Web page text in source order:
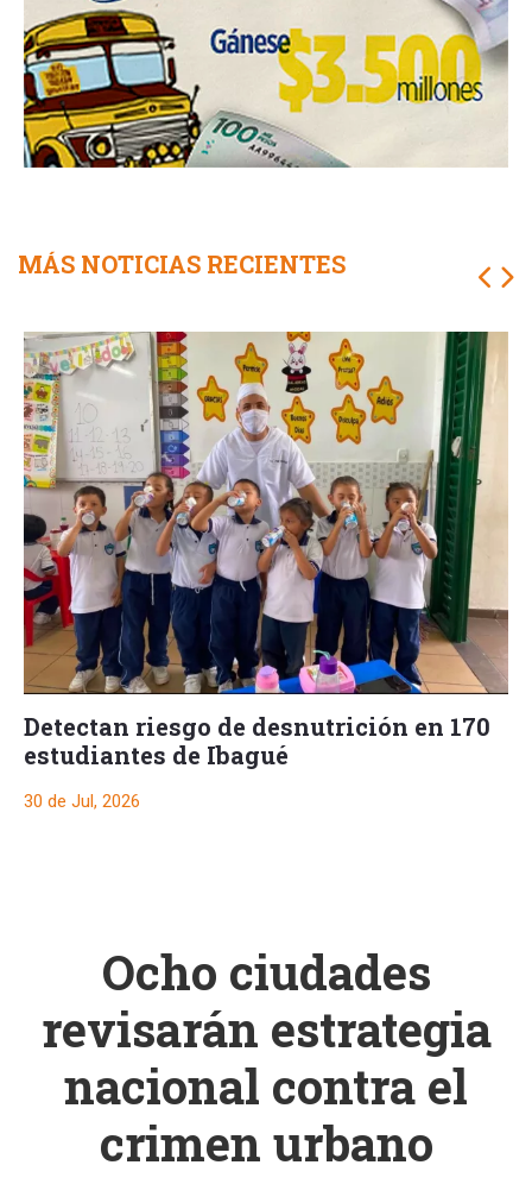
MÁS NOTICIAS RECIENTES
Detectan riesgo de desnutrición en 170
estudiantes de Ibagué
30 de Jul, 2026
Ocho ciudades
revisarán estrategia
nacional contra el
crimen urbano